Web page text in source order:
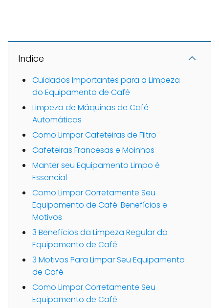
Indice
Cuidados Importantes para a Limpeza
do Equipamento de Café
Limpeza de Máquinas de Café
Automáticas
Como Limpar Cafeteiras de Filtro
Cafeteiras Francesas e Moinhos
Manter seu Equipamento Limpo é
Essencial
Como Limpar Corretamente Seu
Equipamento de Café: Benefícios e
Motivos
3 Benefícios da Limpeza Regular do
Equipamento de Café
3 Motivos Para Limpar Seu Equipamento
de Café
Como Limpar Corretamente Seu
Equipamento de Café